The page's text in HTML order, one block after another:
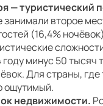
— туристический
занимали второе
(16,4%
минус 50 тысяч
Для страны,
ощутимый.
недвижимости.